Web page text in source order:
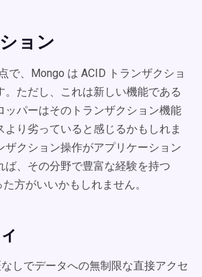
ョン
で、Mongo は ACID トランザクショ
。ただし、これは新しい機能である
ッパーはそのトランザクション機能
より劣っていると感じるかもしれま
ザクション操作がアプリケーション
ば、その分野で豊富な経験を持つ
方がいいかもしれません。
しでデータへの無制限な直接アクセ